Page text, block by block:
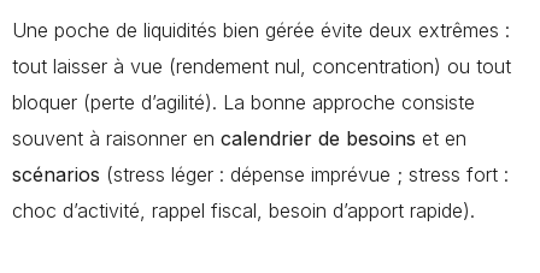
Une poche de liquidités bien gérée évite deux extrêmes :
tout laisser à vue (rendement nul, concentration) ou tout
bloquer (perte d’agilité). La bonne approche consiste
souvent à raisonner en calendrier de besoins et en
scénarios (stress léger : dépense imprévue ; stress fort :
choc d’activité, rappel fiscal, besoin d’apport rapide).